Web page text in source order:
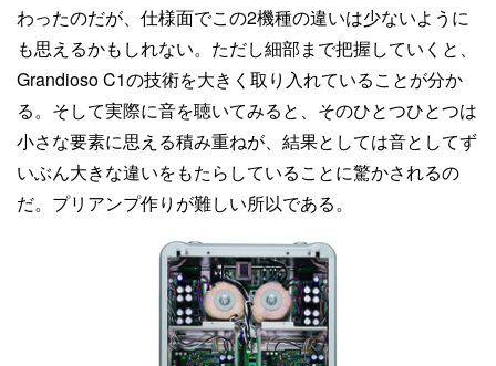
わったのだが、仕様面でこの2機種の違いは少ないように
も思えるかもしれない。ただし細部まで把握していくと、
Grandioso C1の技術を大きく取り入れていることが分か
る。そして実際に音を聴いてみると、そのひとつひとつは
小さな要素に思える積み重ねが、結果としては音としてず
いぶん大きな違いをもたらしていることに驚かされるの
だ。プリアンプ作りが難しい所以である。